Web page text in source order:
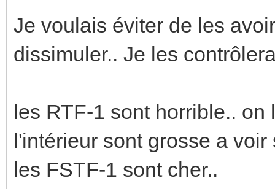
Je voulais éviter de les
dissimuler.. Je les
les RTF-1 sont horrible..
l'intérieur sont grosse a
les FSTF-1 sont cher..